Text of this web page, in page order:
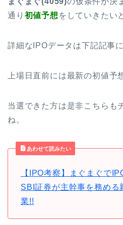
通り 初値予想 をしていきたい
詳細なIPOデータは下記記事
上場日直前には最新の初値予
当選できた方は是非こちらも
ね。
あわせて読みたい
【IPO考察】まぐまぐで
SBI証券が主幹事を務める
業!!